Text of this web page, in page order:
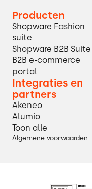
Producten
Shopware Fashion
suite
Shopware B2B Suite
B2B e-commerce
portal
Integraties en
partners
Akeneo
Alumio
Toon alle
Algemene voorwaarden